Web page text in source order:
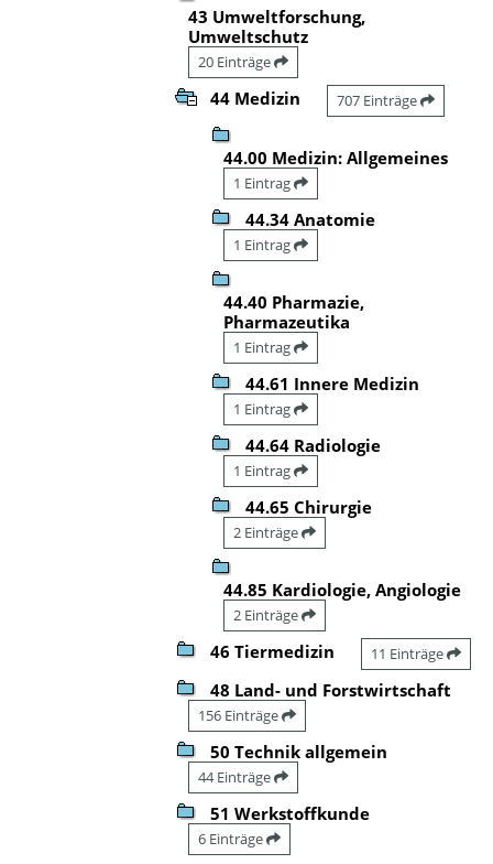
43 Umweltforschung,
Umweltschutz
20 Einträge
44 Medizin 707 Einträge
44.00 Medizin: Allgemeines
1 Eintrag
44.34 Anatomie
1 Eintrag
44.40 Pharmazie,
Pharmazeutika
1 Eintrag
44.61 Innere Medizin
1 Eintrag
44.64 Radiologie
1 Eintrag
44.65 Chirurgie
2 Einträge
44.85 Kardiologie, Angiologie
2 Einträge
46 Tiermedizin 11 Einträge
48 Land- und Forstwirtschaft
156 Einträge
50 Technik allgemein
44 Einträge
51 Werkstoffkunde
6 Einträge